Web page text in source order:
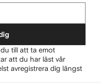
till att ta emot
att du har läst vår
avregistrera dig längst